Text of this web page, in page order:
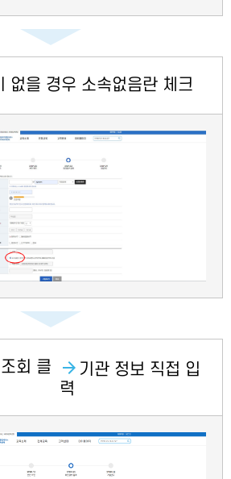
없을 경우 소속없음란 체크
회 클
기관 정보 직접 입
력